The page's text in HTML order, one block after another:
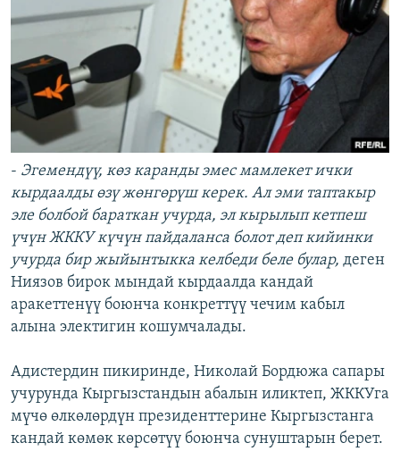
- Эгемендүү, көз каранды эмес мамлекет ички
кырдаалды өзү жөнгөрүш керек. Ал эми таптакыр
эле болбой бараткан учурда, эл кырылып кетпеш
үчүн ЖККУ күчүн пайдаланса болот деп кийинки
учурда бир жыйынтыкка келбеди беле булар, деген
Ниязов бирок мындай кырдаалда кандай
аракеттенүү боюнча конкреттүү чечим кабыл
алына электигин кошумчалады.
Адистердин пикиринде, Николай Бордюжа сапары
учурунда Кыргызстандын абалын иликтеп, ЖККУга
мүчө өлкөлөрдүн президенттерине Кыргызстанга
кандай көмөк көрсөтүү боюнча сунуштарын берет.